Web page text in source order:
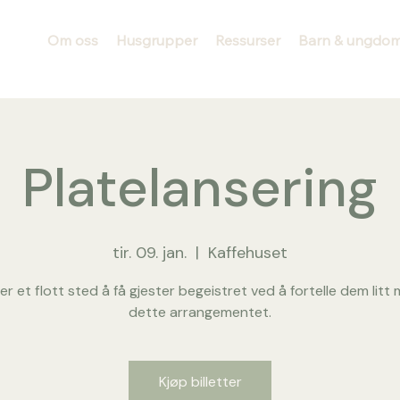
Om oss Husgrupper Ressurser Barn &
Platelansering
tir. 09. jan.
  |
Kaffehuset
et flott sted å få gjester begeistret ved å fortelle dem litt
dette arrangementet.
Kjøp billetter